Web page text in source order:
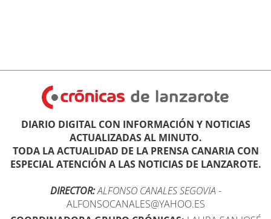
DIARIO DIGITAL CON INFORMACIÓN Y NOTICIAS
ACTUALIZADAS AL MINUTO.
TODA LA ACTUALIDAD DE LA PRENSA CANARIA CON
ESPECIAL ATENCIÓN A LAS NOTICIAS DE LANZAROTE.
DIRECTOR:ALFONSO CANALES SEGOVIA -
ALFONSOCANALES@YAHOO.ES